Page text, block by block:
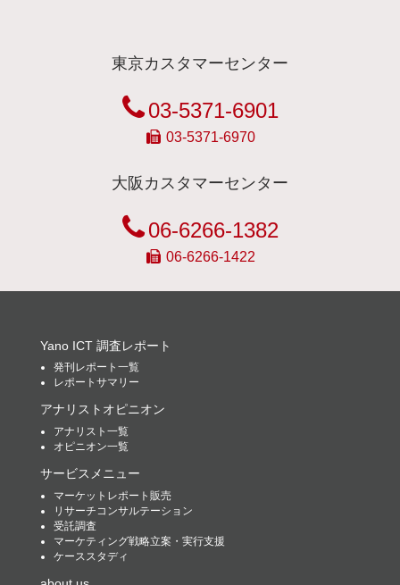
東京カスタマーセンター
03-5371-6901
03-5371-6970
大阪カスタマーセンター
06-6266-1382
06-6266-1422
Yano ICT 調査レポート
発刊レポート一覧
レポートサマリー
アナリストオピニオン
アナリスト一覧
オピニオン一覧
サービスメニュー
マーケットレポート販売
リサーチコンサルテーション
受託調査
マーケティング戦略立案・実行支援
ケーススタディ